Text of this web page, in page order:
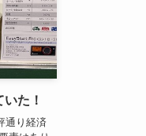
た！
通り経済